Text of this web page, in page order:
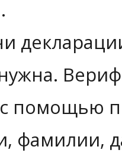
с помощью
фамилии,